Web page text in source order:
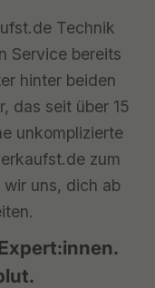
Technik
Service bereits
hinter beiden
das seit über 15
unkomplizierte
zum
uns, dich ab